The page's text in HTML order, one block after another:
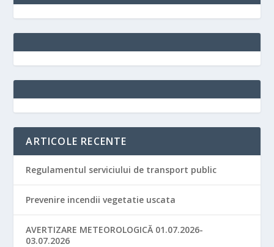
ARTICOLE RECENTE
Regulamentul serviciului de transport public
Prevenire incendii vegetatie uscata
AVERTIZARE METEOROLOGICĂ 01.07.2026-
03.07.2026